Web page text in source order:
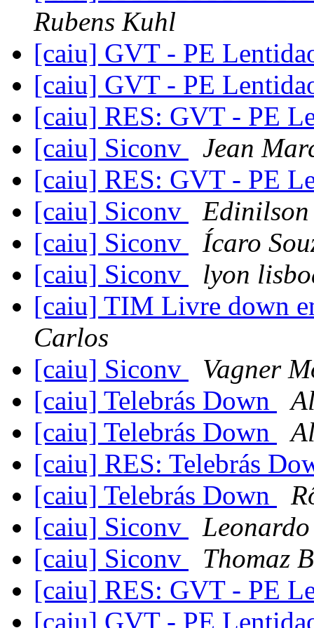
Rubens Kuhl
[caiu] GVT - PE
[caiu] GVT - PE
[caiu] RES: GVT - PE
[caiu] Siconv
Jean
[caiu] RES: GVT - PE
[caiu] Siconv
[caiu] Siconv
Ícaro
[caiu] Siconv
lyon
[caiu] TIM Livre down
Carlos
[caiu] Siconv
Vagner
[caiu] Telebrás Down
[caiu] Telebrás Down
[caiu] RES: Telebrás
[caiu] Telebrás Down
[caiu] Siconv
[caiu] Siconv
Thomaz
[caiu] RES: GVT - PE
[caiu] GVT - PE